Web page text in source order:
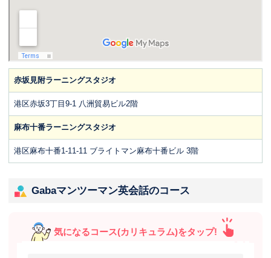
赤坂見附ラーニングスタジオ
港区赤坂3丁目9-1 八洲貿易ビル2階
麻布十番ラーニングスタジオ
港区麻布十番1-11-11 ブライトマン麻布十番ビル 3階
Gabaマンツーマン英会話のコース
気になるコース(カリキュラム)をタップ!